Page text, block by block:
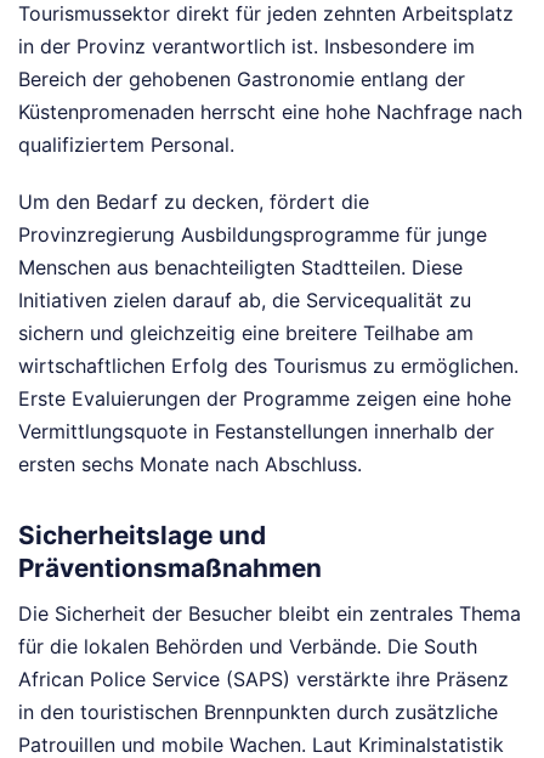
Tourismussektor direkt für jeden zehnten Arbeitsplatz
in der Provinz verantwortlich ist. Insbesondere im
Bereich der gehobenen Gastronomie entlang der
Küstenpromenaden herrscht eine hohe Nachfrage nach
qualifiziertem Personal.
Um den Bedarf zu decken, fördert die
Provinzregierung Ausbildungsprogramme für junge
Menschen aus benachteiligten Stadtteilen. Diese
Initiativen zielen darauf ab, die Servicequalität zu
sichern und gleichzeitig eine breitere Teilhabe am
wirtschaftlichen Erfolg des Tourismus zu ermöglichen.
Erste Evaluierungen der Programme zeigen eine hohe
Vermittlungsquote in Festanstellungen innerhalb der
ersten sechs Monate nach Abschluss.
Sicherheitslage und
Präventionsmaßnahmen
Die Sicherheit der Besucher bleibt ein zentrales Thema
für die lokalen Behörden und Verbände. Die South
African Police Service (SAPS) verstärkte ihre Präsenz
in den touristischen Brennpunkten durch zusätzliche
Patrouillen und mobile Wachen. Laut Kriminalstatistik